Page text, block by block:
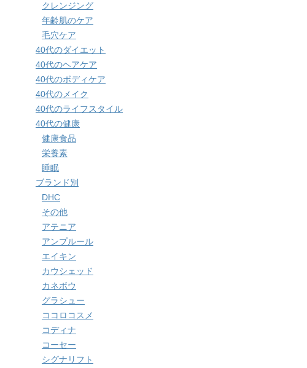
クレンジング
年齢肌のケア
毛穴ケア
40代のダイエット
40代のヘアケア
40代のボディケア
40代のメイク
40代のライフスタイル
40代の健康
健康食品
栄養素
睡眠
ブランド別
DHC
その他
アテニア
アンプルール
エイキン
カウシェッド
カネボウ
グラシュー
ココロコスメ
コディナ
コーセー
シグナリフト